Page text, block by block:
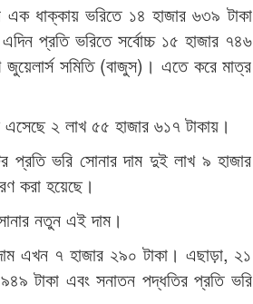
এক ধাক্কায় ভরিতে ১৪ হাজার ৬৩৯ টাকা
প্রতি ভরিতে সর্বোচ্চ ১৫ হাজার ৭৪৬
জুয়েলার্স সমিতি (বাজুস)। এতে করে মাত্র
এসেছে ২ লাখ ৫৫ হাজার ৬১৭ টাকায়।
প্রতি ভরি সোনার দাম দুই লাখ ৯ হাজার
করা হয়েছে।
নতুন এই দাম।
এখন ৭ হাজার ২৯০ টাকা। এছাড়া, ২১
টাকা এবং সনাতন পদ্ধতির প্রতি ভরি